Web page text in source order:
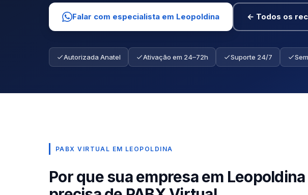
Falar com especialista em Leopoldina ← Todos os
Autorizada Anatel Ativação em 24–72h Suporte 24/7
PABX VIRTUAL EM LEOPOLDINA
Por que sua empresa em Leopoldina